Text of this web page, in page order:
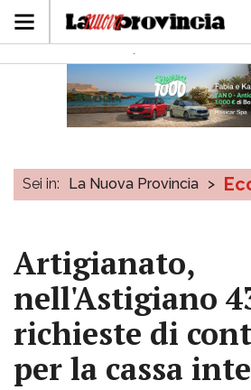
Sei in: La Nuova Provincia >
Artigianato,
nell'Astigiano
richieste di
per la cassa